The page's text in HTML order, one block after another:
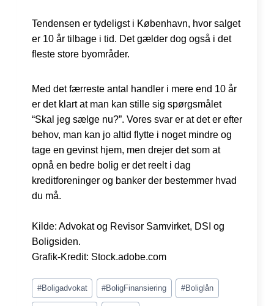
Tendensen er tydeligst i København, hvor salget
er 10 år tilbage i tid. Det gælder dog også i det
fleste store byområder.
Med det færreste antal handler i mere end 10 år
er det klart at man kan stille sig spørgsmålet
“Skal jeg sælge nu?”. Vores svar er at det er efter
behov, man kan jo altid flytte i noget mindre og
tage en gevinst hjem, men drejer det som at
opnå en bedre bolig er det reelt i dag
kreditforeninger og banker der bestemmer hvad
du må.
Kilde: Advokat og Revisor Samvirket, DSI og
Boligsiden.
Grafik-Kredit: Stock.adobe.com
Indlæg-
tags:
#Boligadvokat #BoligFinansiering #Boliglån